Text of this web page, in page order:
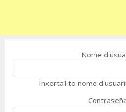
Nome
Inxerta'l to nome
Contraseña